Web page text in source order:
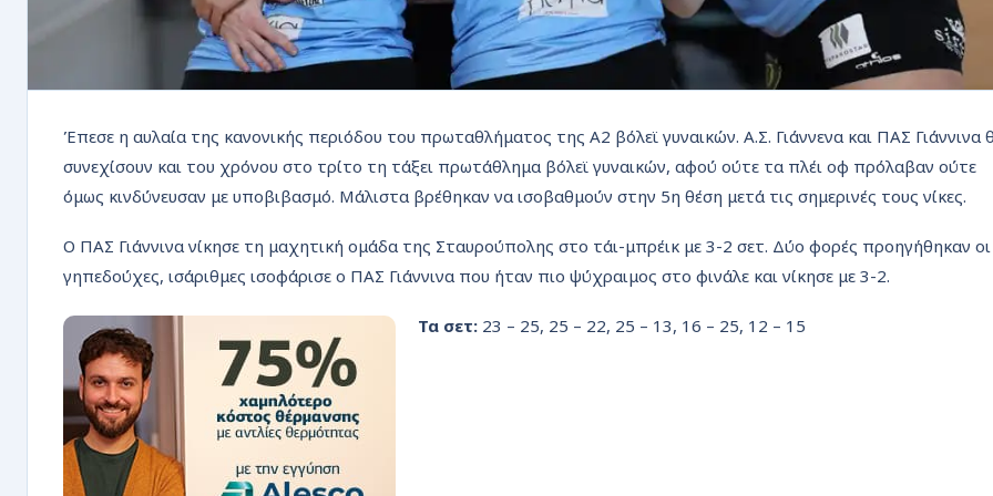
Έπεσε η αυλαία της κανονικής περιόδου του πρωταθλήματος της Α2 βόλεϊ γυναικών. Α.Σ. Γιάννενα και ΠΑΣ Γιάννινα
συνεχίσουν και του χρόνου στο τρίτο τη τάξει πρωτάθλημα βόλεϊ γυναικών, αφού ούτε τα πλέι οφ πρόλαβαν ούτε
όμως κινδύνευσαν με υποβιβασμό. Μάλιστα βρέθηκαν να ισοβαθμούν στην 5η θέση μετά τις σημερινές τους νίκες.
Ο ΠΑΣ Γιάννινα νίκησε τη μαχητική ομάδα της Σταυρούπολης στο τάι-μπρέικ με 3-2 σετ. Δύο φορές προηγήθηκαν οι
γηπεδούχες, ισάριθμες ισοφάρισε ο ΠΑΣ Γιάννινα που ήταν πιο ψύχραιμος στο φινάλε και νίκησε με 3-2.
Τα σετ: 23 – 25, 25 – 22, 25 – 13, 16 – 25, 12 – 15